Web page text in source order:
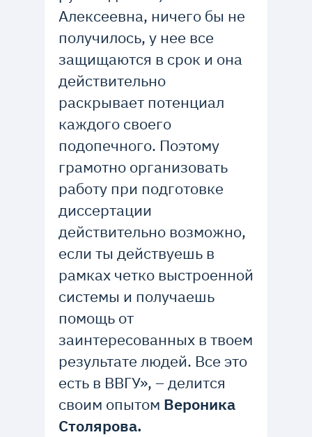
Алексеевна, ничего бы не
получилось, у нее все
защищаются в срок и она
действительно
раскрывает потенциал
каждого своего
подопечного. Поэтому
грамотно организовать
работу при подготовке
диссертации
действительно возможно,
если ты действуешь в
рамках четко выстроенной
системы и получаешь
помощь от
заинтересованных в твоем
результате людей. Все это
есть в ВВГУ», – делится
своим опытом Вероника
Столярова.